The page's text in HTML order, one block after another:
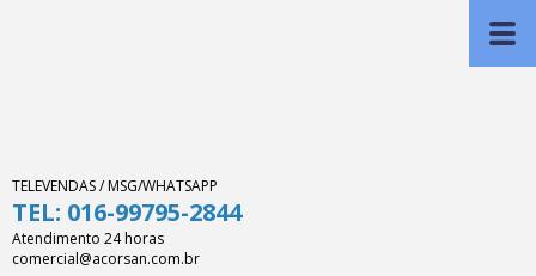
TELEVENDAS / MSG/WHATSAPP
TEL: 016-99795-2844
Atendimento 24 horas
comercial@acorsan.com.br